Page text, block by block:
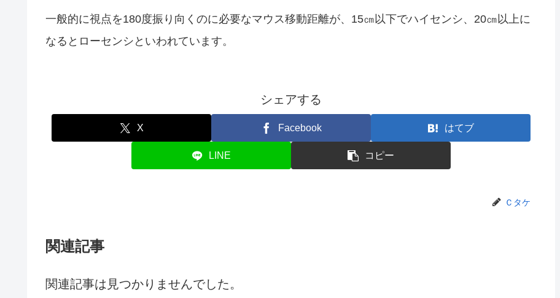
一般的に視点を180度振り向くのに必要なマウス移動距離が、15㎝以下でハイセンシ、20㎝以上に
なるとローセンシといわれています。
シェアする
X Facebook はてブ
LINE コピー
Ｃタケ
関連記事
関連記事は見つかりませんでした。